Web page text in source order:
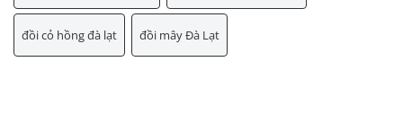
đồi cỏ hồng đà lạt đồi mây Đà Lạt